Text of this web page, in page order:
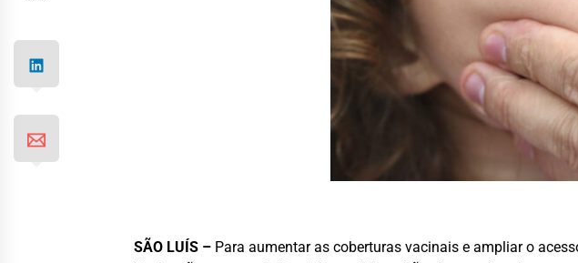
SÃO LUÍS – Para aumentar as coberturas vacinais e ampliar o